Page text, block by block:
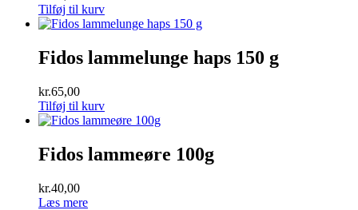
Tilføj til kurv
Fidos lammelunge haps 150 g
kr.65,00
Tilføj til kurv
Fidos lammeøre 100g
kr.40,00
Læs mere